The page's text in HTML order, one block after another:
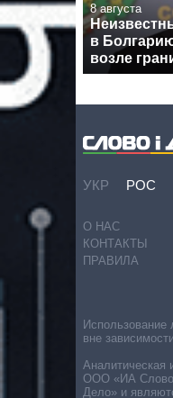
8 августа
в
возле
УКР РОС
О НАС
КОНТАКТЫ
ПРАВИЛА
вне
Аналитическая
ООО «ИА Слово
Дело» и